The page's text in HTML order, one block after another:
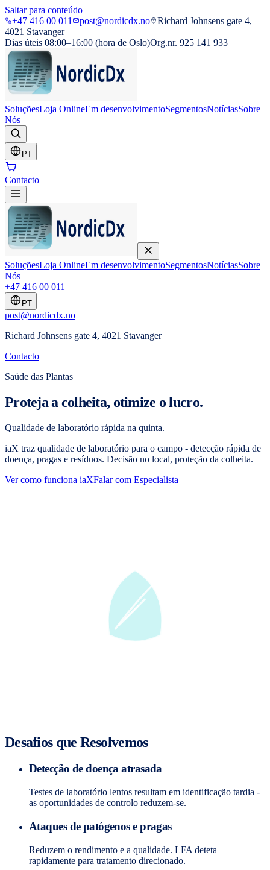
Saltar para conteúdo
+47 416 00 011
post@nordicdx.no
Richard Johnsens gate 4,
4021 Stavanger
Dias úteis 08:00–16:00 (hora de Oslo)Org.nr. 925 141 933
SoluçõesLoja OnlineEm desenvolvimentoSegmentosNotíciasSobre
Nós
PT
Contacto
SoluçõesLoja OnlineEm desenvolvimentoSegmentosNotíciasSobre
Nós
+47 416 00 011
PT
post@nordicdx.no
Richard Johnsens gate 4, 4021 Stavanger
Contacto
Saúde das Plantas
Proteja a colheita, otimize o lucro.
Qualidade de laboratório rápida na quinta.
iaX traz qualidade de laboratório para o campo - detecção rápida de
doença, pragas e resíduos. Decisão no local, proteção da colheita.
Ver como funciona iaXFalar com Especialista
Desafios que Resolvemos
Detecção de doença atrasada
Testes de laboratório lentos resultam em identificação tardia -
as oportunidades de controlo reduzem-se.
Ataques de patógenos e pragas
Reduzem o rendimento e a qualidade. LFA deteta
rapidamente para tratamento direcionado.